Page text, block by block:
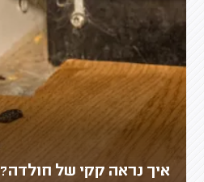
איך נראה קקי של חולדה?